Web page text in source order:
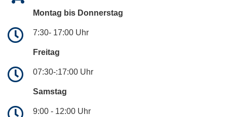
Montag bis Donnerstag
7:30- 17:00 Uhr
Freitag
07:30-:17:00 Uhr
Samstag
9:00 - 12:00 Uhr